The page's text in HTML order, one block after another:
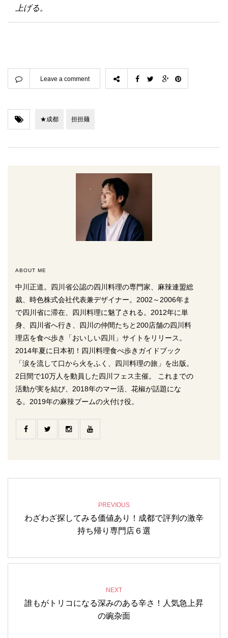
上げる。
Leave a comment
★成都 担担麺
ABOUT ME
中川正道。四川省公認の四川料理の専門家、麻辣連盟総
裁、時色株式会社代表兼デザイナー。2002～2006年ま
で四川省に滞在、四川料理に魅了される。2012年に単
身、四川省へ行き、四川の仲間たちと200店舗の四川料
理店を食べ歩き「おいしい四川」サイトをリリース。
2014年夏に日本初！四川料理食べ歩きガイドブック
「涙を流して口から火をふく、四川料理の旅」を出版。
2日間で10万人を動員した四川フェス主催。 これまでの
活動が実を結び、2018年のマー活、花椒が話題にな
る。2019年の麻辣ブームの火付け役。
PREVIOUS
わざわざ探してみる価値あり！成都で評判の激辛
持ち帰り専門店６選
NEXT
誰もがトリコになる深みのある辛さ！人気急上昇
の豌杂面